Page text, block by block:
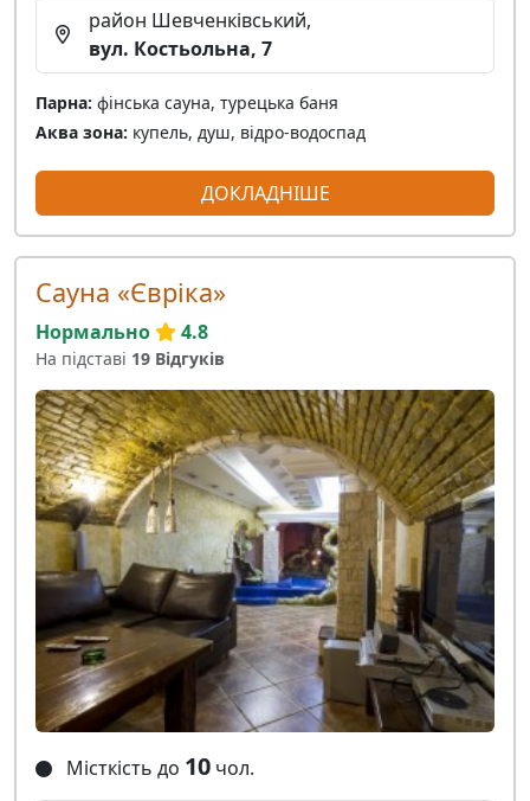
район Шевченківський,
вул. Костьольна, 7
Парна: фінська сауна, турецька баня
Аква зона: купель, душ, відро-водоспад
ДОКЛАДНІШЕ
Сауна «Євріка»
Нормально 4.8
На підставі 19 Відгуків
Місткість до 10 чол.